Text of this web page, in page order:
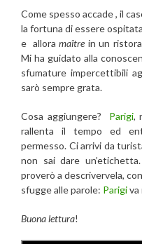
Come spesso accade , il
la fortuna di essere
e alloramaître in un
Mi ha guidato alla
sfumature impercettibili
sarò sempre grata.
Cosa aggiungere? Parigi,
rallenta il tempo ed
permesso. Ci arrivi da
non sai dare
proverò a descrivervela,
sfugge alle parole: Parigiva
Buona lettura!